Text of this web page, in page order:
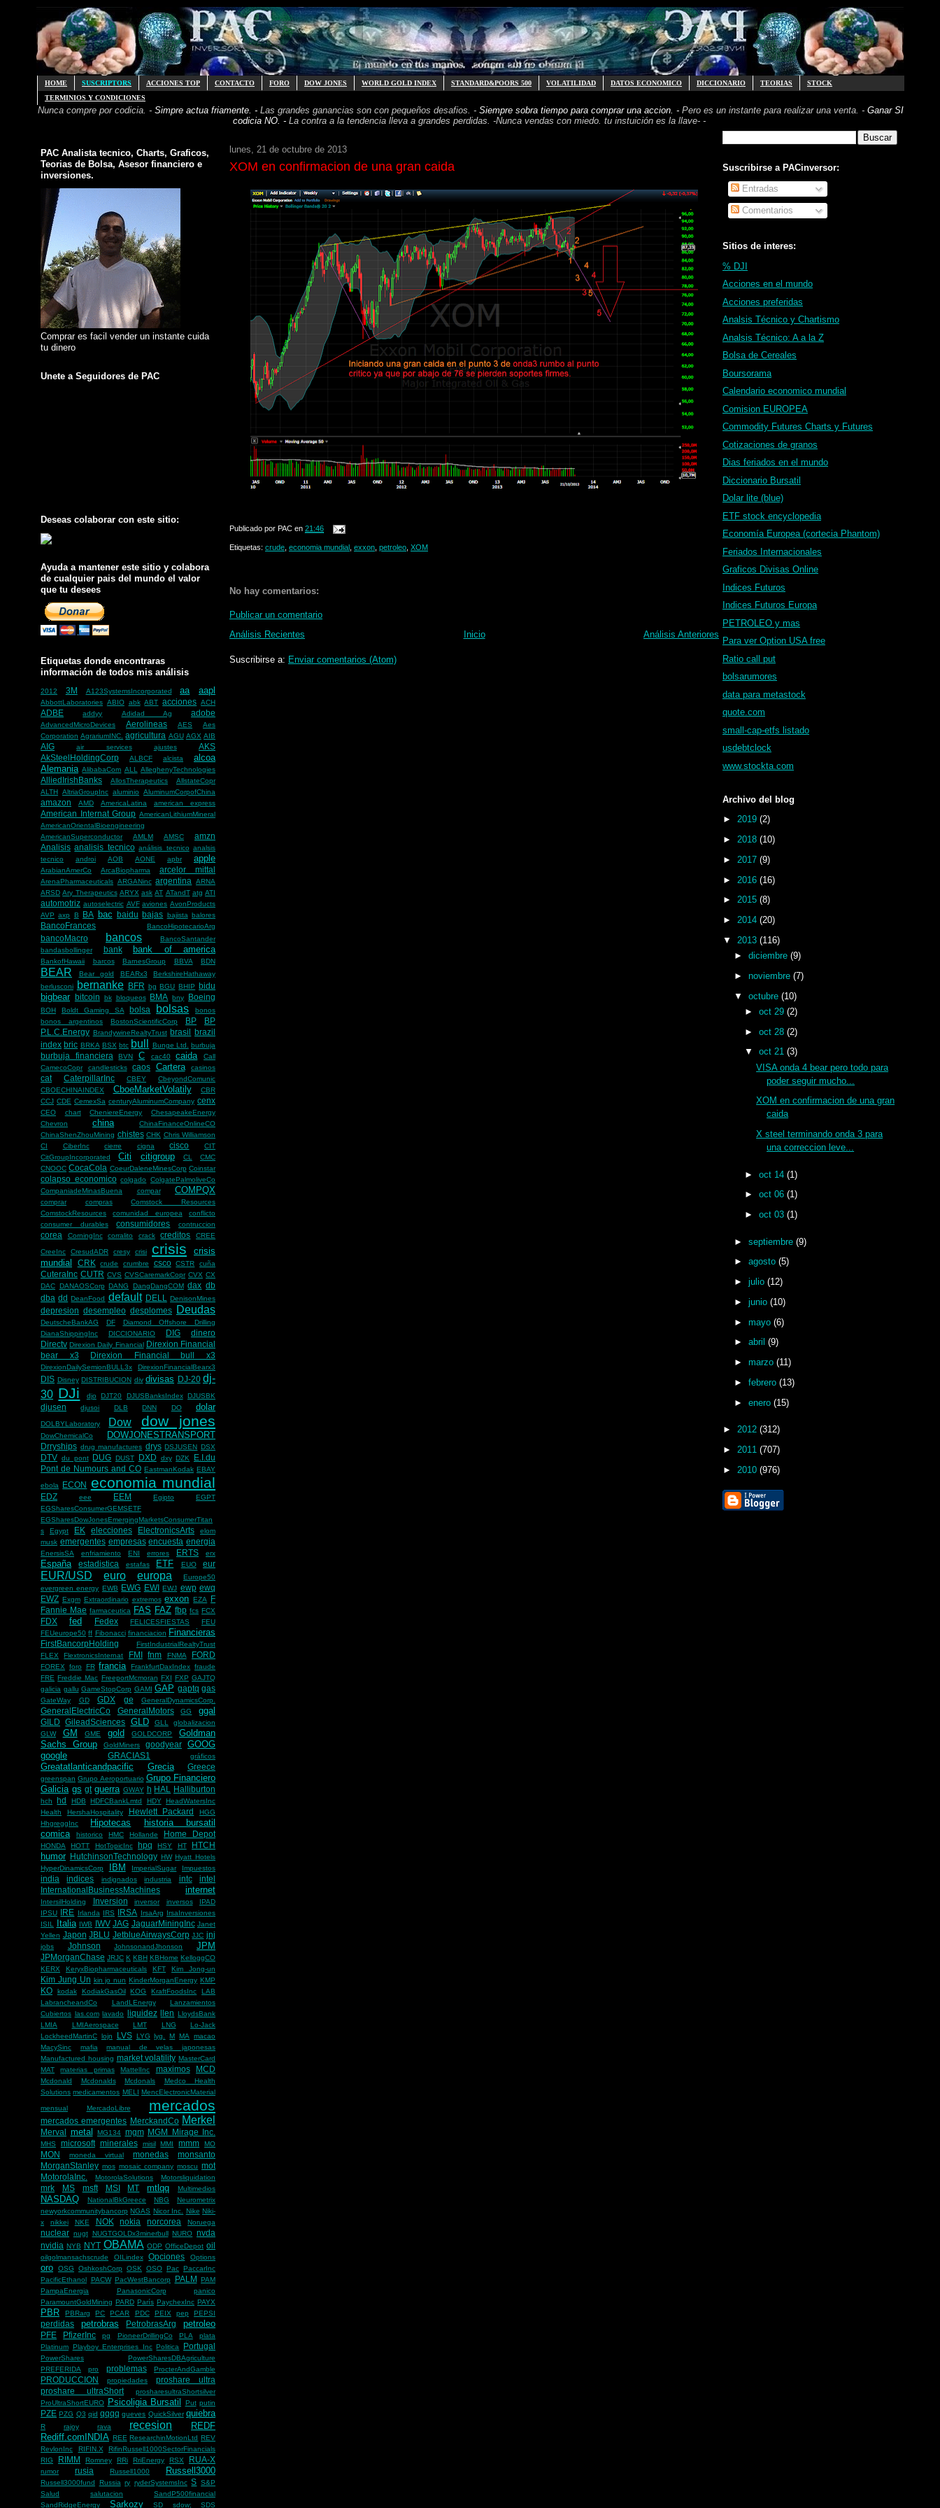
HOME SUSCRIPTORS ACCIONES TOP CONTACTO FORO DOW JONES WORLD GOLD INDEX STANDARD&POORS 500 VOLATILIDAD DATOS ECONOMICO DICCIONARIO TEORIAS
STOCK
TERMINIOS Y CONDICIONES
Nunca compre por codicia. - Simpre actua friamente. - Las grandes ganancias son con pequeños desafios. - Siempre sobra tiempo para comprar una accion. - Pero es un instante para realizar una venta. - Ganar SI
codicia NO. - La contra a la tendencia lleva a grandes perdidas. -Nunca vendas con miedo. tu instuición es la llave- -
PAC Analista tecnico, Charts, Graficos,
Teorias de Bolsa, Asesor financiero e
inversiones.
Comprar es facil vender un instante cuida
tu dinero
Unete a Seguidores de PAC
Deseas colaborar con este sitio:
Ayuda a mantener este sitio y colabora
de cualquier pais del mundo el valor
que tu desees
Etiquetas donde encontraras
información de todos mis análisis
2012 3M A123SystemsIncorporated aa aapl
AbbottLaboratories ABIO abk ABT acciones ACH
ADBE addyy Adidad Ag adobe
AdvancedMicroDevices Aerolineas AES
Aes
Corporation AgrariumINC. agricultura AGU AGX AIB
AIG air services ajustes
AKS
AkSteelHoldingCorp
ALBCF alcista
alcoa
Alemania AlibabaCom ALL AlleghenyTechnologies
AlliedIrishBanks AllosTherapeutics
AllstateCopr
ALTH
AltriaGroupInc aluminio AluminumCorpofChina
amazon AMD AmericaLatina american express
American Internat Group AmericanLithiumMineral
AmericanOrientalBioengineering
AmericanSuperconductor
AMLM AMSC
amzn
Analisis analisis tecnico análisis tecnico analsis
tecnico
androi AOB AONE apbr apple
ArabianAmerCo ArcaBiopharma arcelor mittal
ArenaPharmaceuticals ARGANinc argentina
ARNA
ARSD Ary Therapeutics ARYX ask AT ATandT atg ATI
automotriz autoselectric AVF aviones AvonProducts
AVP axp B BA bac baidu bajas bajista balores
BancoFrances BancoHipotecarioArg
bancoMacro bancos
BancoSantander
bandasbollinger
bank bank of america
BankofHawaii barcos BarnesGroup BBVA BDN
BEAR Bear gold BEARx3
BerkshireHathaway
berlusconi
bernanke BFR bg BGU BHIP bidu
bigbear bitcoin bk bloqueos BMA bny Boeing
BOH Boldt Gaming SA bolsa bolsas
bonos
bonos argentinos
BostonScientificCorp BP
BP
P.L.C.Energy BrandywineRealtyTrust brasil
brazil
index bric BRKA BSX btc bull Bunge Ltd. burbuja
burbuja financiera BVN C cac40 caida
Call
CamecoCopr
candlesticks caos Cartera casinos
cat CaterpillarInc CBEY
CbeyondComunic
CBOECHINAINDEX
CboeMarketVolatily
CBR
CCJ CDE CemexSa centuryAluminumCompany cenx
CEO chart CheniereEnergy
ChesapeakeEnergy
Chevron
china
ChinaFinanceOnlineCO
ChinaShenZhouMining chistes CHK Chris Williamson
CI
CiberInc cierre cigna cisco
CIT
CitGroupIncorporated
Citi citigroup CL
CMC
CNOOC CocaCola CoeurDaleneMinesCorp Coinstar
colapso economico colgado
ColgatePalmoliveCo
CompaniadeMinasBuena
compar COMPQX
comprar compras
Comstock Resources
ComstockResources
comunidad europea
conflicto
consumer durables
consumidores contruccion
corea CorningInc corralito crack creditos CREE
CreeInc CresudADR cresy crisi crisis
crisis
mundial
CRK crude crumbre csco CSTR cuña
CuteraInc CUTR CVS CVSCaremarkCopr CVX CX
DAC
DANAOSCorp DANG DangDangCOM dax db
dba dd DeanFood default DELL DenisonMines
depresion desempleo desplomes Deudas
DeutscheBankAG DF
Diamond Offshore Drilling
DianaShippingInc
DICCIONARIO DIG
dinero
Directv Direxion Daily Financial
Direxion Financial
bear x3
Direxion Financial bull x3
DirexionDailySemionBULL3x DirexionFinancialBearx3
DIS Disney DISTRIBUCION div divisas DJ-20 dj-
30 DJi djo DJT20 DJUSBanksIndex DJUSBK
djusen djusoi DLB DNN DO dolar
DOLBYLaboratory Dow dow jones
DowChemicalCo DOWJONESTRANSPORT
Drryships drug manufactures drys DSJUSEN DSX
DTV du pont DUG DUST DXD dxy DZK
E.I.du
Pont de Numours and CO EastmanKodak EBAY
ebola ECON economia mundial
EDZ eee EEM Egipto
EGPT
EGSharesConsumerGEMSETF
EGSharesDowJonesEmergingMarketsConsumerTitan
s
Egypt EK elecciones ElectronicsArts
elom
musk emergentes empresas encuesta energia
EnersisSA enfriamiento ENI errores ERTS erx
España estadistica estafas ETF EUO eur
EUR/USD euro europa
Europe50
evergreen energy EWB EWG EWI EWJ ewp ewq
EWZ Exgm Extraordinario extremos exxon EZA
F
Fannie Mae farmaceutica FAS FAZ fbp fcs FCX
FDX fed Fedex FELICESFIESTAS
FEU
FEUeurope50 ff Fibonacci financiacion Financieras
FirstBancorpHolding
FirstIndustrialRealtyTrust
FLEX
FlextronicsInternat FMI fnm FNMA FORD
FOREX foro FR francia FrankfurtDaxIndex fraude
FRE Freddie Mac FreeportMcmoran FXI FXP GAJTQ
galicia gallu GameStopCorp GAMI GAP gaptq gas
GateWay GD GDX ge GeneralDynamicsCorp.
GeneralElectricCo GeneralMotors GG ggal
GILD GileadSciences GLD GLL
globalizacion
GLW
GM GME gold GOLDCORP
Goldman
Sachs Group
GoldMiners goodyear
GOOG
google
GRACIAS1 gráficos
Greatatlanticandpacific Grecia Greece
greenspan Grupo Aeroportuario Grupo Financiero
Galicia gs gt guerra GWAY h HAL Halliburton
hch hd HDB HDFCBankLmtd HDY
HeadWatersInc
Health
HershaHospitality Hewlett Packard
HGG
HhgreggInc
Hipotecas
historia bursatil
comica
historico HMC Hollande Home Depot
HONDA HOTT HotTopicInc hpq HSY HT HTCH
humor HutchinsonTechnology HW Hyatt Hotels
HyperDinamicsCorp
IBM ImperialSugar Impuestos
india indices indignados industria intc
intel
InternationalBusinessMachines
internet
IntersilHolding Inversion inversor inversos
IPAD
IPSU
IRE Irlanda IRS IRSA IrsaArg
IrsaInversiones
ISIL
Italia IWB IWV JAG JaguarMiningInc Janet
Yellen Japon JBLU JetblueAirwaysCorp JJC jnj
jobs Johnson JohnsonandJhonson JPM
JPMorganChase JRJC K KBH KBHome KelloggCO
KERX
KeryxBiopharmaceuticals KFT Kim Jong-un
Kim Jung Un kin jo nun KinderMorganEnergy KMP
KO kodak KodiakGasOil KOG KraftFoodsInc
LAB
LabrancheandCo
LandLEnergy
Lanzamientos
Cubiertos
las.com lavado liquidez llen
LloydsBank
LMIA
LMIAerospace LMT LNG
Lo-Jack
LockheedMartinC
lojn LVS LYG lyg. M MA macao
MacySinc
mafia
manual de velas japonesas
Manufactured housing market volatility MasterCard
MAT
materias primas MattelInc maximos MCD
Mcdonald Mcdonalds Mcdonals
Medco Health
Solutions medicamentos MELI MencElectronicMaterial
mensual MercadoLibre mercados
mercados emergentes MerckandCo Merkel
Merval metal MG134 mgm MGM Mirage Inc.
MHS microsoft minerales misil MMI mmm MO
MON moneda virtual monedas
monsanto
MorganStanley mos mosaic company moscu mot
MotorolaInc.
MotorolaSolutions Motorsliquidation
mrk MS msft MSI MT mtlqq Multimedios
NASDAQ NationalBkGreece NBG
Neurometrix
newyorkcommunitybancorp NGAS Nicor Inc. Nike Niki-
x
nikkei NKE NOK nokia norcorea Noruega
nuclear nugt NUGTGOLDx3minerbull NURO nvda
nvidia NYB NYT OBAMA ODP OfficeDepot oil
oilgolmansachscrude OILindex Opciones Options
oro OSG OshkoshCorp OSK OSO Pac
PaccarInc
PacificEthanol
PACW PacWestBancorp PALM
PAM
PampaEnergia
PanasonicCorp
panico
ParamountGoldMining PARD París PaychexInc PAYX
PBR PBRarg PC PCAR PDC PEIX pep PEPSI
perdidas petrobras PetrobrasArg petroleo
PFE PfizerInc pg PioneerDrillingCo PLA
plata
Platinum
Playboy Enterprises Inc Politica Portugal
PowerShares
PowerSharesDBAgriculture
PREFERIDA
pro problemas ProcterAndGamble
PRODUCCION propiedades
proshare ultra
proshare ultraShort
prosharesultraShortsilver
ProUltraShortEURO
Psicoligia Bursatil Put putin
PZE PZG Q3 qid qqqq queves QuickSilver quiebra
R rajoy rava recesion
REDF
Rediff.comINDIA REE ResearchinMotionLtd
REV
RevlonInc
RIFIN.X
RifinRussell1000SectorFinancials
RIG
RIMM Romney RRi RriEnergy RSX RUA-X
rumor rusia Russell1000 Russell3000
Russell3000fund Russia ry ryderSystemsInc S S&P
Salud
salutacion
SandP500financial
SandRidgeEnergy
Sarkozy SD sdow; SDS
lunes, 21 de octubre de 2013
XOM en confirmacion de una gran caida
Publicado por PAC en 21:46
Etiquetas: crude economia mundial exxon petroleo XOM
No hay comentarios:
Publicar un comentario
Análisis Recientes
Análisis Anteriores
Inicio
Suscribirse a: Enviar comentarios (Atom)
Suscribirse a PACinversor:
Entradas
Comentarios
Sitios de interes:
% DJI
Acciones en el mundo
Acciones preferidas
Analsis Técnico y Chartismo
Analsis Técnico: A a la Z
Bolsa de Cereales
Boursorama
Calendario economico mundial
Comision EUROPEA
Commodity Futures Charts y Futures
Cotizaciones de granos
Dias feriados en el mundo
Diccionario Bursatil
Dolar lite (blue)
ETF stock encyclopedia
Economía Europea (cortecia Phantom)
Feriados Internacionales
Graficos Divisas Online
Indices Futuros
Indices Futuros Europa
PETROLEO y mas
Para ver Option USA free
Ratio call put
bolsarumores
data para metastock
quote.com
small-cap-etfs listado
usdebtclock
www.stockta.com
Archivo del blog
► 2019 (2)
► 2018 (10)
► 2017 (9)
► 2016 (16)
► 2015 (8)
► 2014 (20)
▼ 2013 (116)
► diciembre (9)
► noviembre (7)
▼ octubre (10)
►oct 29(2)
►oct 28(2)
▼oct 21(3)
VISA onda 4 bear pero todo para
poder seguir mucho...
XOM en confirmacion de una gran
caida
X steel terminando onda 3 para
una correccion leve...
►oct 14(1)
►oct 06(1)
►oct 03(1)
► septiembre (9)
► agosto (5)
► julio (12)
► junio (10)
► mayo (6)
► abril (9)
► marzo (11)
► febrero (13)
► enero (15)
► 2012 (312)
► 2011 (707)
► 2010 (976)